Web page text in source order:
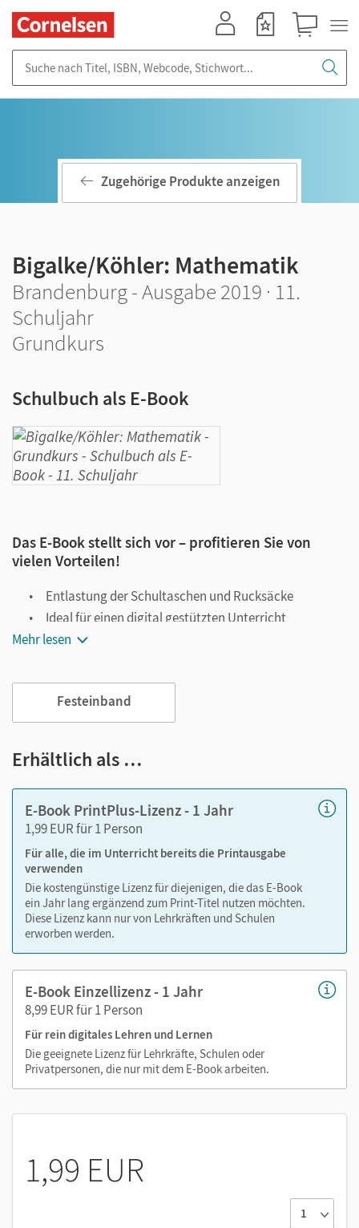
Zugehörige Produkte anzeigen
Bigalke/Köhler: Mathematik
Brandenburg - Ausgabe 2019 · 11.
Schuljahr
Grundkurs
Schulbuch als E-Book
Das E-Book stellt sich vor – profitieren Sie von
vielen Vorteilen!
Entlastung der Schultaschen und Rucksäcke
Ideal für einen digital gestützten Unterricht
Notiz- und Markierungsmöglichkeit
Viele digitale Funktionen unterstützen das Lehren und
Lernen:
Notizen erstellen
Lesezeichen hinzufügen
Zoomen
Mehr lesen
Festeinband
Erhältlich als …
E-Book PrintPlus-Lizenz - 1 Jahr
1,99 EUR für 1 Person
Für alle, die im Unterricht bereits die Printausgabe
verwenden
Die kostengünstige Lizenz für diejenigen, die das E-Book
ein Jahr lang ergänzend zum Print-Titel nutzen möchten.
Diese Lizenz kann nur von Lehrkräften und Schulen
erworben werden.
E-Book Einzellizenz - 1 Jahr
8,99 EUR für 1 Person
Für rein digitales Lehren und Lernen
Die geeignete Lizenz für Lehrkräfte, Schulen oder
Privatpersonen, die nur mit dem E-Book arbeiten.
1,99 EUR